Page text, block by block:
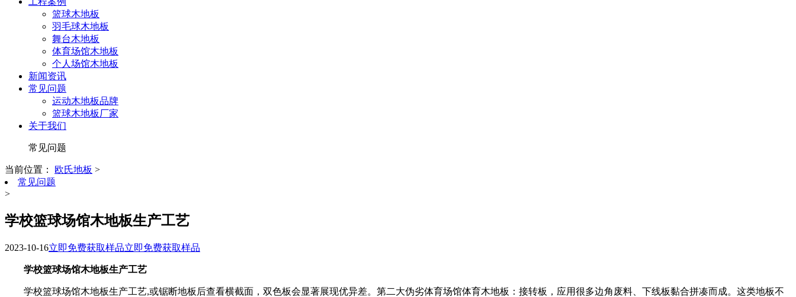
篮球木地板
羽毛球木地板
舞台木地板
体育场馆木地板
个人场馆木地板
新闻资讯
常见问题
运动木地板品牌
篮球木地板厂家
关于我们
常见问题
当前位置： 欧氏地板 >
常见问题
>
学校篮球场馆木地板生产工艺
2023-10-16立即免费获取样品立即免费获取样品
学校篮球场馆木地板生产工艺
学校篮球场馆木地板生产工艺,或锯断地板后查看横截面，双色板会显著展现优异差。第二大伪劣体育场馆体育木地板：接转板，应用很多边角废料、下线板黏合拼凑而成。这类地板不